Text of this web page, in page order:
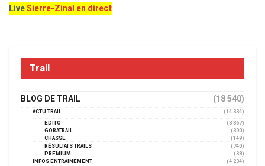
LiveSierre-Zinal en direct
Trail
BLOG DE TRAIL (18 540)
ACTU TRAIL
(14 334)
EDITO
(3 367)
GORATRAIL
(390)
CHASSE
(149)
RÉSULTATS TRAILS
(740)
PREMIUM
(38)
INFOS ENTRAINEMENT
(4 234)